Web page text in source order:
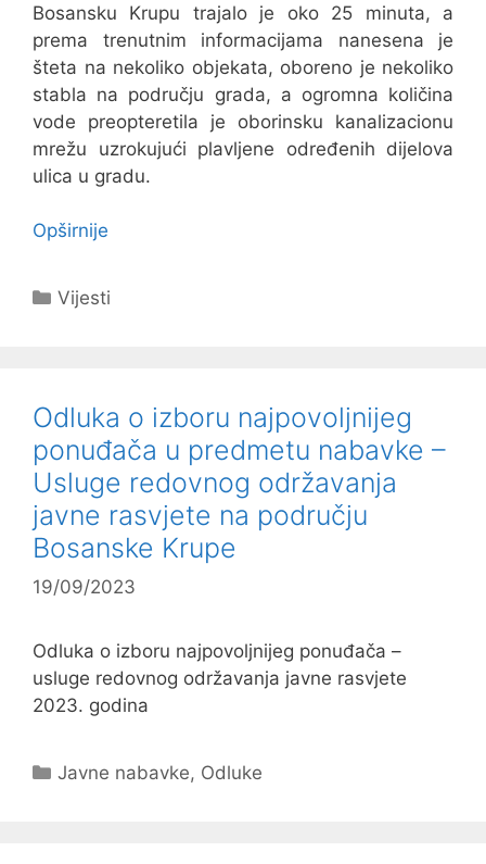
Bosansku Krupu trajalo je oko 25 minuta, a
prema trenutnim informacijama nanesena je
šteta na nekoliko objekata, oboreno je nekoliko
stabla na području grada, a ogromna količina
vode preopteretila je oborinsku kanalizacionu
mrežu uzrokujući plavljene određenih dijelova
ulica u gradu.
Opširnije
Kategorije
Vijesti
Odluka o izboru najpovoljnijeg
ponuđača u predmetu nabavke –
Usluge redovnog održavanja
javne rasvjete na području
Bosanske Krupe
19/09/2023
Odluka o izboru najpovoljnijeg ponuđača –
usluge redovnog održavanja javne rasvjete
2023. godina
Kategorije
Javne nabavke, Odluke